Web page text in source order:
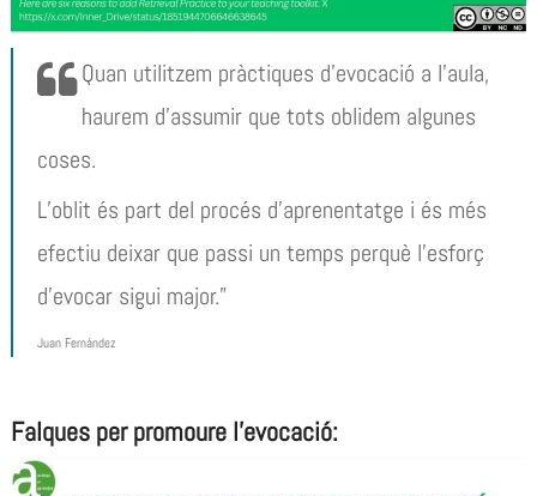
Quan utilitzem pràctiques d’evocació a l’aula,
haurem d’assumir que tots oblidem algunes
coses.
L’oblit és part del procés d’aprenentatge i és més
efectiu deixar que passi un temps perquè l’esforç
d’evocar sigui major.”
Juan Fernández
Falques per promoure l’evocació: